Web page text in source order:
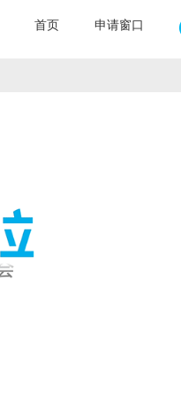
首页 申请窗口